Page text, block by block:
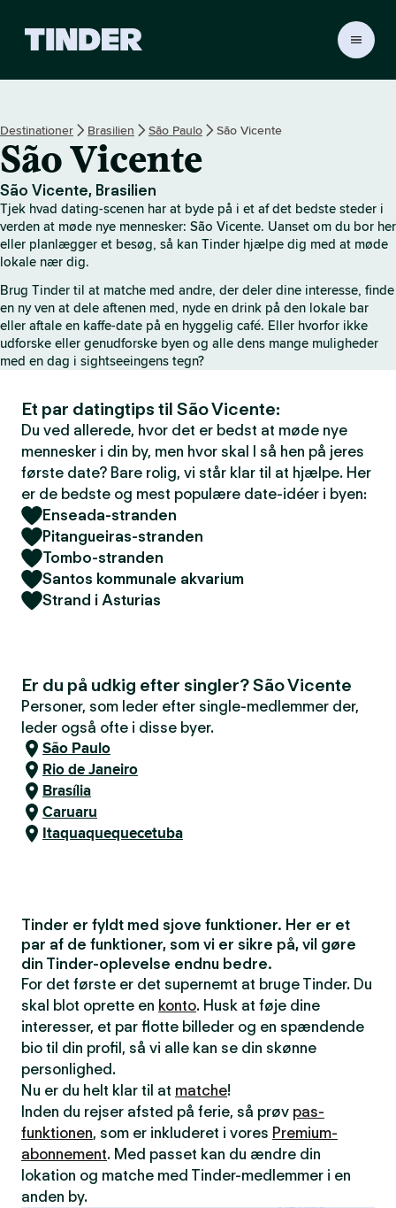
r
s
s
t
a
r
t
d
e
Destinationer Brasilien São Paulo São Vicente
São Vicente
São Vicente, Brasilien
Tjek hvad dating-scenen har at byde på i et af det bedste steder i
verden at møde nye mennesker: São Vicente. Uanset om du bor her
eller planlægger et besøg, så kan Tinder hjælpe dig med at møde
lokale nær dig.
Brug Tinder til at matche med andre, der deler dine interesse, finde
en ny ven at dele aftenen med, nyde en drink på den lokale bar
eller aftale en kaffe-date på en hyggelig café. Eller hvorfor ikke
udforske eller genudforske byen og alle dens mange muligheder
med en dag i sightseeingens tegn?
Et par datingtips til São Vicente:
Du ved allerede, hvor det er bedst at møde nye
mennesker i din by, men hvor skal I så hen på jeres
første date? Bare rolig, vi står klar til at hjælpe. Her
er de bedste og mest populære date-idéer i byen:
Enseada-stranden
Pitangueiras-stranden
Tombo-stranden
Santos kommunale akvarium
Strand i Asturias
Er du på udkig efter singler? São Vicente
Personer, som leder efter single-medlemmer der,
leder også ofte i disse byer.
São Paulo
Rio de Janeiro
Brasília
Caruaru
Itaquaquequecetuba
Tinder er fyldt med sjove funktioner. Her er et
par af de funktioner, som vi er sikre på, vil gøre
din Tinder-oplevelse endnu bedre.
For det første er det supernemt at bruge Tinder. Du
skal blot oprette en konto. Husk at føje dine
interesser, et par flotte billeder og en spændende
bio til din profil, så vi alle kan se din skønne
personlighed.
Nu er du helt klar til at matche!
Inden du rejser afsted på ferie, så prøv pas-
funktionen, som er inkluderet i vores Premium-
abonnement. Med passet kan du ændre din
lokation og matche med Tinder-medlemmer i en
anden by.